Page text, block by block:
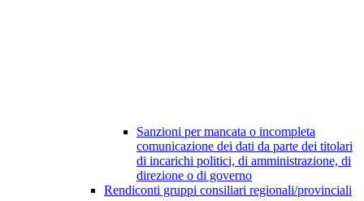
Sanzioni per mancata o incompleta
comunicazione dei dati da parte dei titolari
di incarichi politici, di amministrazione, di
direzione o di governo
Rendiconti gruppi consiliari regionali/provinciali